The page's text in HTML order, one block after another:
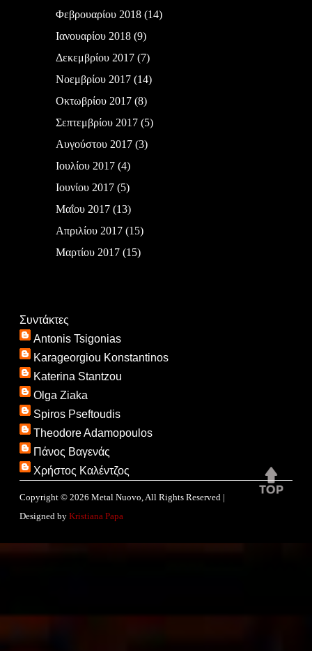
Φεβρουαρίου 2018(14)
Ιανουαρίου 2018(9)
Δεκεμβρίου 2017(7)
Νοεμβρίου 2017(14)
Οκτωβρίου 2017(8)
Σεπτεμβρίου 2017(5)
Αυγούστου 2017(3)
Ιουλίου 2017(4)
Ιουνίου 2017(5)
Μαΐου 2017(13)
Απριλίου 2017(15)
Μαρτίου 2017(15)
Συντάκτες
Antonis Tsigonias
Karageorgiou Konstantinos
Katerina Stantzou
Olga Ziaka
Spiros Pseftoudis
Theodore Adamopoulos
Πάνος Βαγενάς
Χρήστος Καλέντζος
Copyright © 2026 Metal Nuovo, All Rights Reserved |
Designed by Kristiana Papa